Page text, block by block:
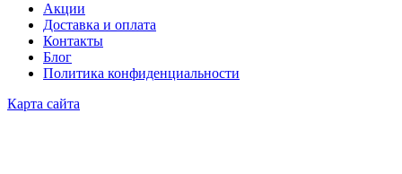
Акции
Доставка и оплата
Контакты
Блог
Политика конфиденциальности
Карта сайта